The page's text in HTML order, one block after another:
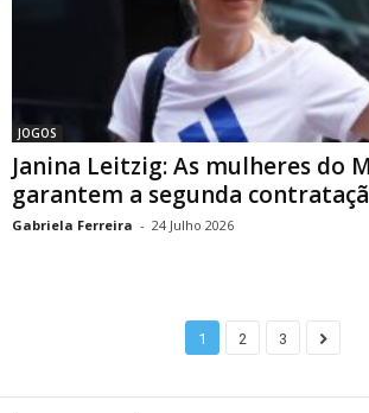
JOGOS
Janina Leitzig: As mulheres do
garantem a segunda
Gabriela Ferreira - 24 Julho 2026
1 2 3